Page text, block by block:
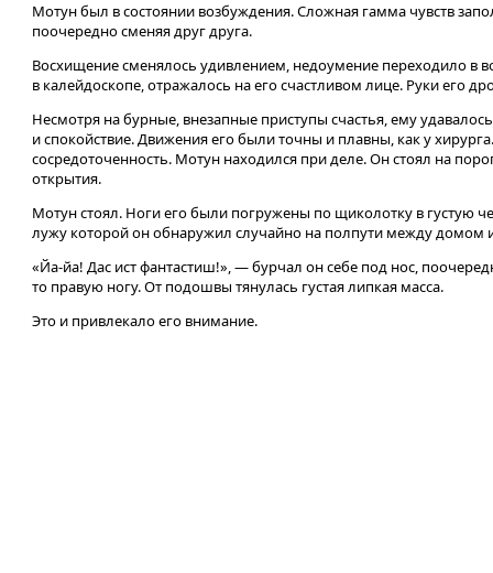
Мотун был в состоянии возбуждения. Сложная гамма чувств
поочередно сменяя друг друга.
Восхищение сменялось удивлением, недоумение переходило в
в калейдоскопе, отражалось на его счастливом лице. Руки его
Несмотря на бурные, внезапные приступы счастья, ему
и спокойствие. Движения его были точны и плавны, как у
сосредоточенность. Мотун находился при деле. Он стоял на
открытия.
Мотун стоял. Ноги его были погружены по щиколотку в густую
лужу которой он обнаружил случайно на полпути между домом
«Йа-йа! Дас ист фантастиш!», — бурчал он себе под нос,
то правую ногу. От подошвы тянулась густая липкая масса.
Это и привлекало его внимание.